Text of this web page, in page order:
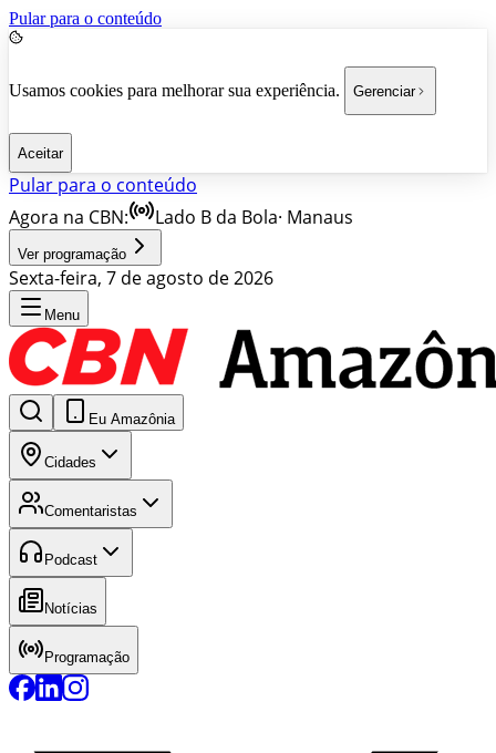
Pular para o conteúdo
Usamos cookies para melhorar sua experiência. Gerenciar
Aceitar
Pular para o conteúdo
Agora na CBN:
Lado B da Bola· Manaus
Ver programação
Sexta-feira, 7 de agosto de 2026
Menu
Eu Amazônia
Cidades
Comentaristas
Podcast
Notícias
Programação